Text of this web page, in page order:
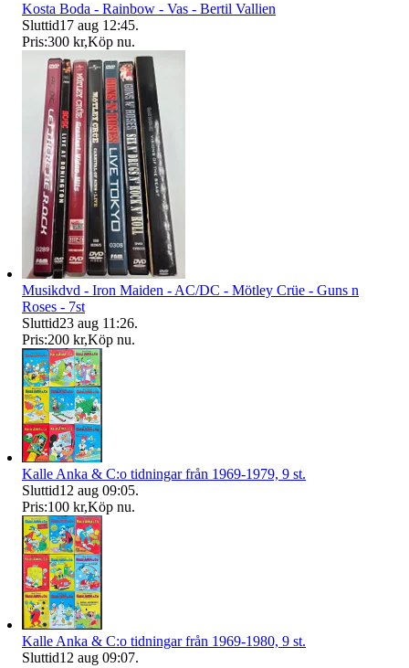
Kosta Boda - Rainbow - Vas - Bertil Vallien
Sluttid17 aug 12:45.
Pris:300 kr,Köp nu.
Musikdvd - Iron Maiden - AC/DC - Mötley Crüe - Guns n
Roses - 7st
Sluttid23 aug 11:26.
Pris:200 kr,Köp nu.
Kalle Anka & C:o tidningar från 1969-1979, 9 st.
Sluttid12 aug 09:05.
Pris:100 kr,Köp nu.
Kalle Anka & C:o tidningar från 1969-1980, 9 st.
Sluttid12 aug 09:07.